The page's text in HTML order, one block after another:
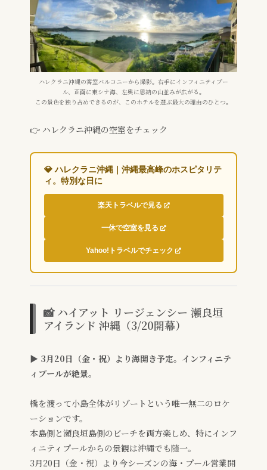
ハレクラニ沖縄の客室バルコニーから撮影。右手にインフィニティプー
ル、正面に東シナ海、左奥に恩納の山並みが広がる。
この景色を独り占めできるのが、このホテルを選ぶ最大の理由のひとつ。
👉 ハレクラニ沖縄の空室をチェック
💎 ハレクラニ沖縄｜沖縄最高峰のホスピタリテ
ィ。特別な日に
楽天トラベルで見る
一休で空室を見る
Yahoo!トラベルでチェック
📸 ハイアット リージェンシー 瀬良垣
アイランド 沖縄（3/20開幕）
▶ 3月20日（金・祝）より海開き予定。インフィニテ
ィプールが絶景。
橋を渡って小島全体がリゾートという唯一無二のロケ
ーションです。
本島側と瀬良垣島側のビーチを両方楽しめ、特にインフ
ィニティプールからの景観は沖縄でも随一。
3月20日（金・祝）より今シーズンの海・プール営業開